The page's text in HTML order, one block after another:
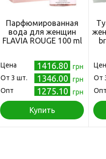
Парфюмированная
вода для женщин
FLAVIA ROUGE 100 ml
Цена 1416.80
грн
Oт 3 шт.
1346.00
грн
Опт
1275.10 грн
Купить
Oт
Опт